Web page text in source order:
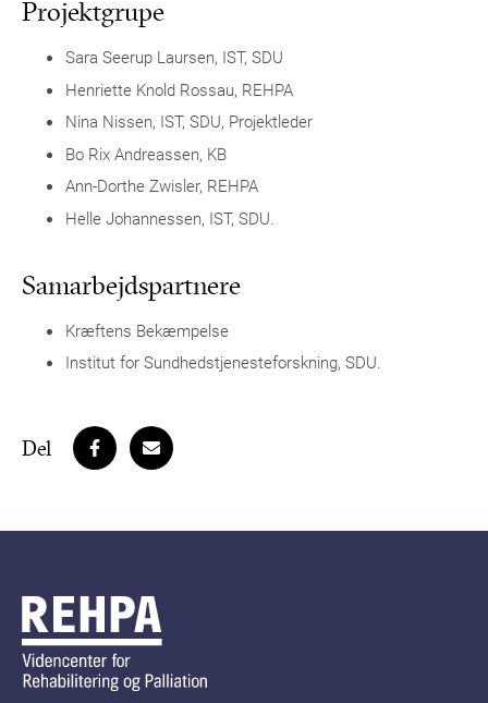
Projektgrupe
Sara Seerup Laursen, IST, SDU
Henriette Knold Rossau, REHPA
Nina Nissen, IST, SDU, Projektleder
Bo Rix Andreassen, KB
Ann-Dorthe Zwisler, REHPA
Helle Johannessen, IST, SDU.
Samarbejdspartnere
Kræftens Bekæmpelse
Institut for Sundhedstjenesteforskning, SDU.
Del